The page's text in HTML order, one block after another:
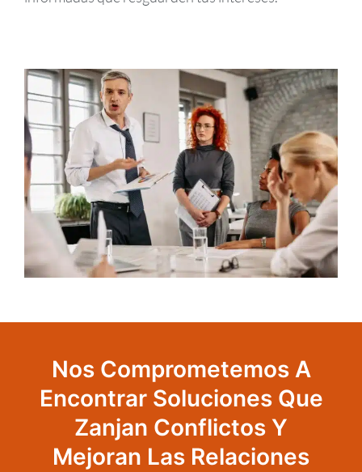
Nos Comprometemos A
Encontrar Soluciones Que
Zanjan Conflictos Y
Mejoran Las Relaciones